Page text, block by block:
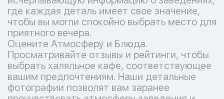
где каждая деталь имеет свое значение,
чтобы вы могли спокойно выбрать место для
приятного вечера.
Оцените Атмосферу и Блюда.
Просматривайте отзывы и рейтинги, чтобы
выбрать халяльное кафе, соответствующее
вашим предпочтениям. Наши детальные
фотографии позволят вам заранее